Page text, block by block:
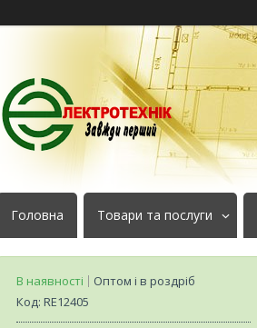
Головна Товари та послуги
В наявності
Оптом і в роздріб
Код: RE12405